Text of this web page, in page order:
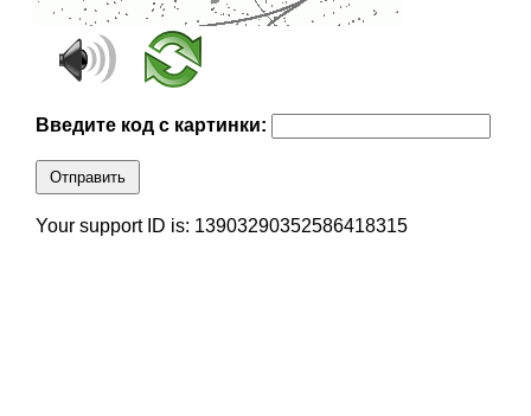
Введите код с картинки:
Отправить
Your support ID is: 13903290352586418315